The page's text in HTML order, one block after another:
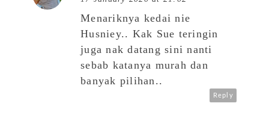
Menariknya kedai nie
Husniey.. Kak Sue teringin
juga nak datang sini nanti
sebab katanya murah dan
banyak pilihan..
Reply